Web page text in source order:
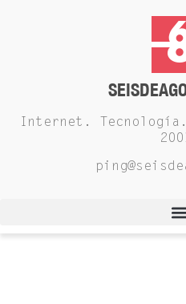
Internet. Tecnología.